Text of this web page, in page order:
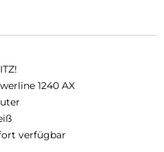
1240 AX
verfügbar